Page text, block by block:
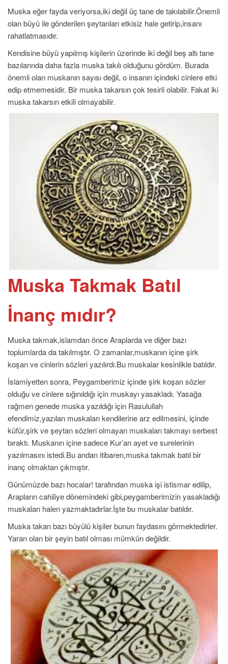
Muska eğer fayda veriyorsa,iki değil üç tane de takılabilir.Önemli
olan büyü ile gönderilen şeytanları etkisiz hale getirip,insanı
rahatlatmasıdır.
Kendisine büyü yapılmış kişilerin üzerinde iki değil beş altı tane
bazılarında daha fazla muska takılı olduğunu gördüm. Burada
önemli olan muskanın sayısı değil, o insanın içindeki cinlere etki
edip etmemesidir. Bir muska takarsın çok tesirli olabilir. Fakat iki
muska takarsın etkili olmayabilir.
Muska Takmak Batıl
İnanç mıdır?
Muska takmak,islamdan önce Araplarda ve diğer bazı
toplumlarda da takılmıştır. O zamanlar,muskanın içine şirk
koşan ve cinlerin sözleri yazılırdı.Bu muskalar kesinlikle batıldır.
İslamiyetten sonra, Peygamberimiz içinde şirk koşan sözler
olduğu ve cinlere sığınıldığı için muskayı yasakladı. Yasağa
rağmen genede muska yazıldığı için Rasulullah
efendimiz,yazılan muskaları kendilerine arz edilmesini, içinde
küfür,şirk ve şeytan sözleri olmayan muskaları takmayı serbest
bıraktı. Muskanın içine sadece Kur’an ayet ve surelerinin
yazılmasını istedi.Bu andan itibaren,muska takmak batıl bir
inanç olmaktan çıkmıştır.
Günümüzde bazı hocalar! tarafından muska işi istismar edilip,
Arapların cahiliye dönemindeki gibi,peygamberimizin yasakladığı
muskaları halen yazmaktadırlar.İşte bu muskalar batıldır.
Muska takan bazı büyülü kişiler bunun faydasını görmektedirler.
Yararı olan bir şeyin batıl olması mümkün değildir.